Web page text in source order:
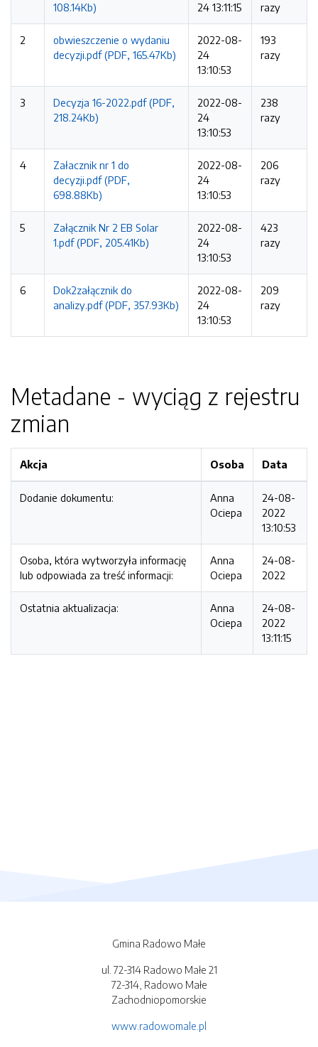
108.14Kb)
24 13:11:15
razy
2
obwieszczenie o wydaniu
decyzji.pdf (PDF, 165.47Kb)
2022-08-
24
13:10:53
193
razy
3
Decyzja 16-2022.pdf (PDF,
218.24Kb)
2022-08-
24
13:10:53
238
razy
4
Załacznik nr 1 do
decyzji.pdf (PDF,
698.88Kb)
2022-08-
24
13:10:53
206
razy
5
Załącznik Nr 2 EB Solar
1.pdf (PDF, 205.41Kb)
2022-08-
24
13:10:53
423
razy
6
Dok2załącznik do
analizy.pdf (PDF, 357.93Kb)
2022-08-
24
13:10:53
209
razy
Metadane - wyciąg z rejestru
zmian
Akcja Osoba Data
Dodanie dokumentu:
Anna
Ociepa
24-08-
2022
13:10:53
Osoba, która wytworzyła informację
lub odpowiada za treść informacji:
Anna
Ociepa
24-08-
2022
Ostatnia aktualizacja:
Anna
Ociepa
24-08-
2022
13:11:15
Gmina Radowo Małe
ul. 72-314 Radowo Małe 21
72-314, Radowo Małe
Zachodniopomorskie
www.radowomale.pl